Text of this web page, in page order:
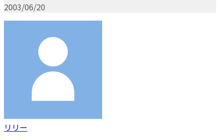
2003/06/20
リリー